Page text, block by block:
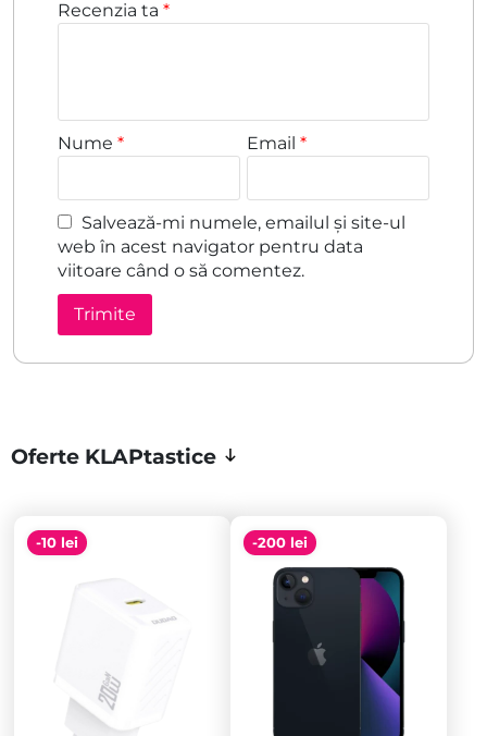
Recenzia ta *
Nume * Email*
Salvează-mi numele, emailul și site-ul
web în acest navigator pentru data
viitoare când o să comentez.
Oferte KLAPtastice
-10 lei -200 lei